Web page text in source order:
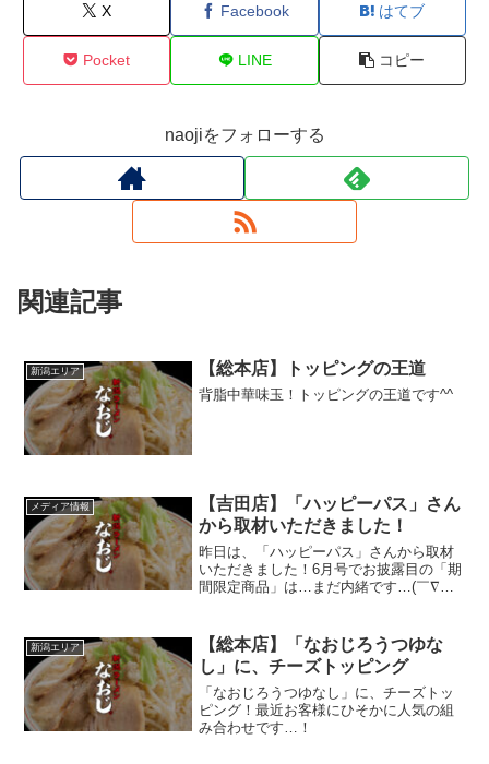
X Facebook はてブ
Pocket LINE コピー
naojiをフォローする
関連記事
新潟エリア 【総本店】トッピングの王道
背脂中華味玉！トッピングの王道です^^
メディア情報
【吉田店】「ハッピーパス」さん
から取材いただきました！
昨日は、「ハッピーパス」さんから取材
いただきました！6月号でお披露目の「期
間限定商品」は…まだ内緒です…(￣∇￣)
新潟エリア
【総本店】「なおじろうつゆな
し」に、チーズトッピング
「なおじろうつゆなし」に、チーズトッ
ピング！最近お客様にひそかに人気の組
み合わせです…！